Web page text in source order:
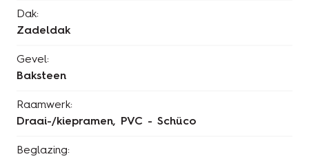
Dak:
Zadeldak
Gevel:
Baksteen
Raamwerk:
Draai-/kiepramen, PVC - Schüco
Beglazing: